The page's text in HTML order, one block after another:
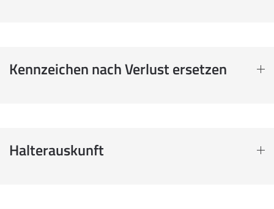
Kennzeichen nach Verlust ersetzen
Halterauskunft